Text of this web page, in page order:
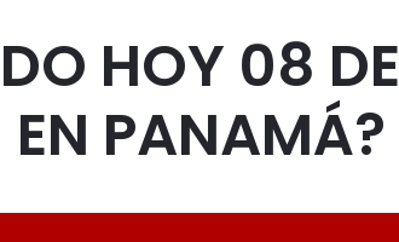
HOY 08 DE
PANAMÁ?